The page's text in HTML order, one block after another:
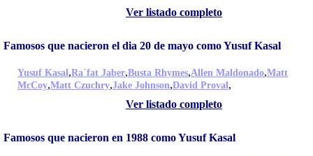
Ver listado completo
Famosos que nacieron el dia 20 de mayo como Yusuf Kasal
Yusuf Kasal,Ra´fat Jaber,Busta Rhymes,Allen Maldonado,Matt
McCoy,Matt Czuchry,Jake Johnson,David Proval,
Ver listado completo
Famosos que nacieron en 1988 como Yusuf Kasal